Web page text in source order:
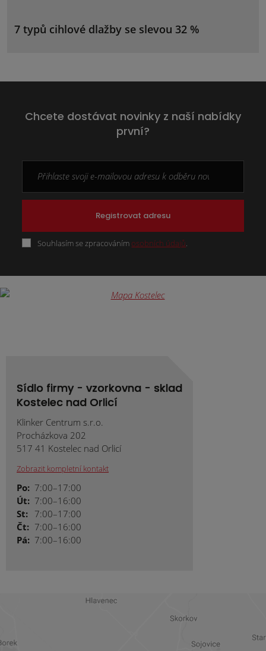
7 typů cihlové dlažby se slevou 32 %
Chcete dostávat novinky z naší nabídky
první?
Registrovat adresu
Souhlasím se zpracováním osobních údajů.
Sídlo firmy - vzorkovna - sklad
Kostelec nad Orlicí
Klinker Centrum s.r.o.
Procházkova 202
517 41 Kostelec nad Orlicí
Zobrazit kompletní kontakt
Po: 7:00–17:00
Út: 7:00–16:00
St: 7:00–17:00
Čt: 7:00–16:00
Pá: 7:00–16:00